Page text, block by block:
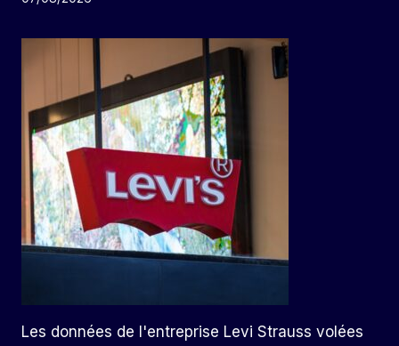
Les données de l'entreprise Levi Strauss volées